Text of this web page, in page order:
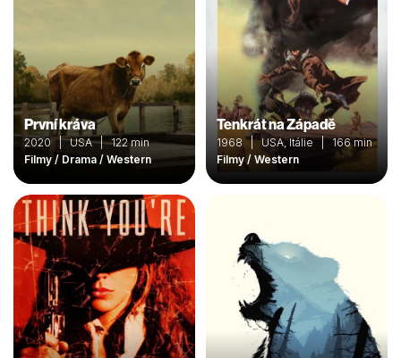
První kráva
2020 | USA | 122 min
Filmy / Drama / Western
Tenkrát na Západě
1968 | USA, Itálie | 166 min
Filmy / Western